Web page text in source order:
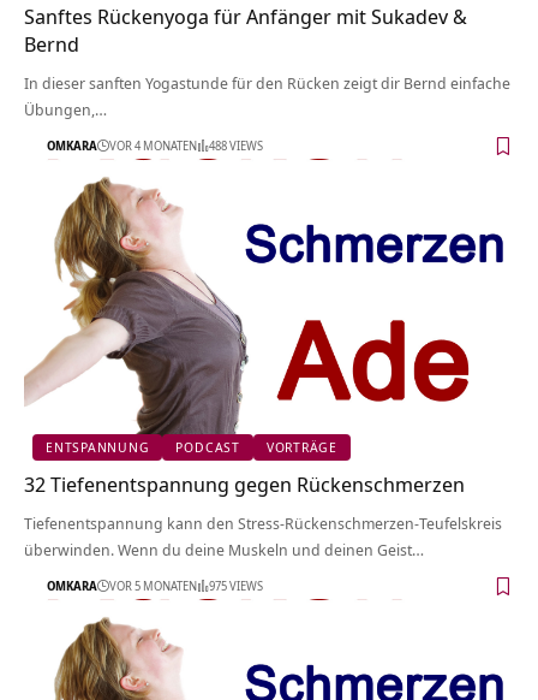
Sanftes Rückenyoga für Anfänger mit Sukadev &
Bernd
In dieser sanften Yogastunde für den Rücken zeigt dir Bernd einfache
Übungen,…
OMKARA VOR 4 MONATEN 488 VIEWS
ENTSPANNUNG PODCAST VORTRÄGE
32 Tiefenentspannung gegen Rückenschmerzen
Tiefenentspannung kann den Stress-Rückenschmerzen-Teufelskreis
überwinden. Wenn du deine Muskeln und deinen Geist…
OMKARA VOR 5 MONATEN 975 VIEWS